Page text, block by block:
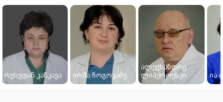
რუსუდან კანკავა ირმა ჩოგოვაძე
ალექსანდრე
ლიპეროვსკი
ია